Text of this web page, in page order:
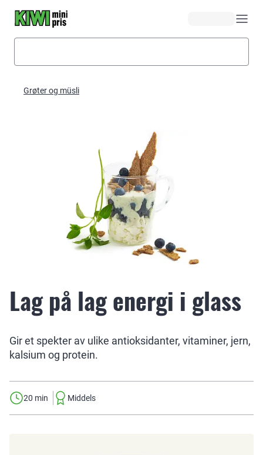
Grøter og müsli
Lag på lag energi i glass
Gir et spekter av ulike antioksidanter, vitaminer, jern,
kalsium og protein.
20 min Middels